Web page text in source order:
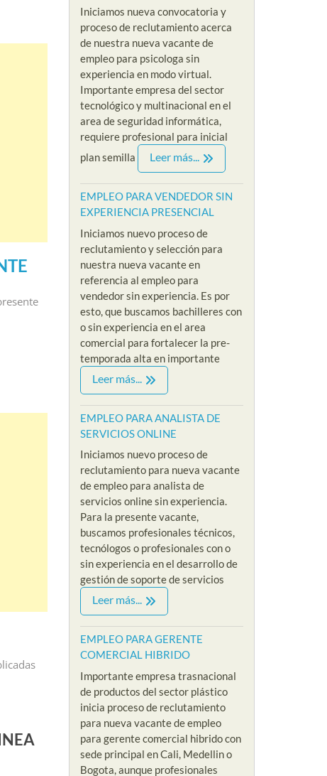
EMPLEOS COMERCIALES
EMPLEO PARA AUXILIAR DE
By Riklarma/
Iniciamos nueva convocatoria y
proceso de reclutamiento acerca
de nuestra nueva vacante de
empleo para psicologa sin
experiencia en modo virtual.
Importante empresa del sector
tecnológico y multinacional en el
area de seguridad informática,
requiere profesional para inicial
plan semilla
Leer más...
EMPLEO PARA VENDEDOR SIN
EXPERIENCIA PRESENCIAL
Iniciamos nuevo proceso de
reclutamiento y selección para
nuestra nueva vacante en
referencia al empleo para
vendedor sin experiencia. Es por
esto, que buscamos bachilleres con
o sin experiencia en el area
comercial para fortalecer la pre-
temporada alta en importante
Leer más...
EMPLEO PARA ANALISTA DE
SERVICIOS ONLINE
Iniciamos nuevo proceso de
reclutamiento para nueva vacante
de empleo para analista de
servicios online sin experiencia.
Para la presente vacante,
buscamos profesionales técnicos,
tecnólogos o profesionales con o
sin experiencia en el desarrollo de
gestión de soporte de servicios
Leer más...
EMPLEO PARA GERENTE
COMERCIAL HIBRIDO
Importante empresa trasnacional
de productos del sector plástico
inicia proceso de reclutamiento
para nueva vacante de empleo
para gerente comercial hibrido con
sede principal en Cali, Medellin o
Bogota, aunque profesionales